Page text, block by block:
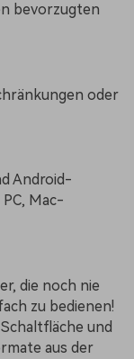
bevorzugten
oder
Android-
Mac-
die noch nie
zu bedienen!
und
aus der